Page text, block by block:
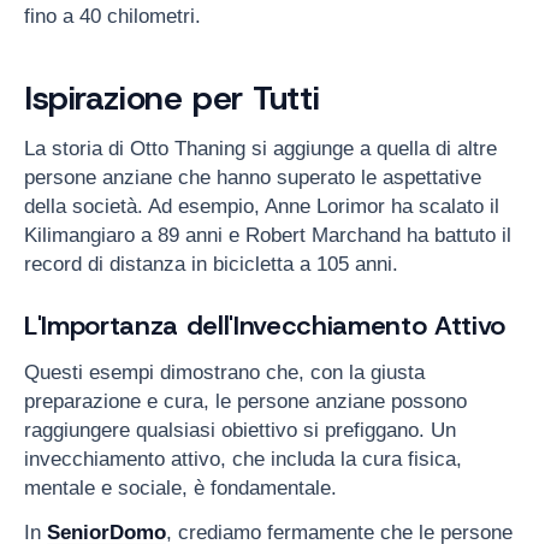
fino a 40 chilometri.
Ispirazione per Tutti
La storia di Otto Thaning si aggiunge a quella di altre
persone anziane che hanno superato le aspettative
della società. Ad esempio, Anne Lorimor ha scalato il
Kilimangiaro a 89 anni e Robert Marchand ha battuto il
record di distanza in bicicletta a 105 anni.
L'Importanza dell'Invecchiamento Attivo
Questi esempi dimostrano che, con la giusta
preparazione e cura, le persone anziane possono
raggiungere qualsiasi obiettivo si prefiggano. Un
invecchiamento attivo, che includa la cura fisica,
mentale e sociale, è fondamentale.
In SeniorDomo, crediamo fermamente che le persone